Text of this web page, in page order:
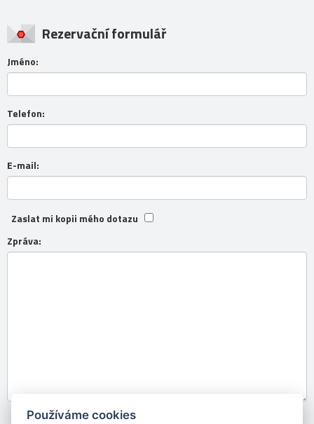
Rezervační formulář
Jméno:
Telefon:
E-mail:
Zaslat mi kopii mého dotazu
Zpráva:
Souhlasím sezpracováním osobních údajů
Používáme cookies